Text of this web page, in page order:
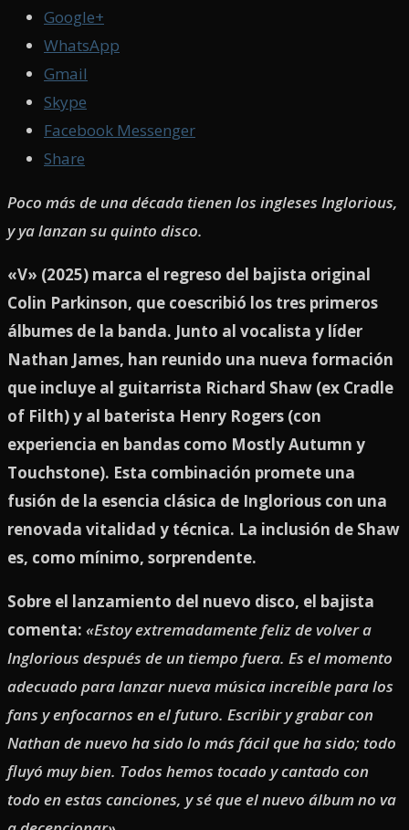
Google+
WhatsApp
Gmail
Skype
Facebook Messenger
Share
Poco más de una década tienen los ingleses Inglorious,
y ya lanzan su quinto disco.
«V» (2025) marca el regreso del bajista original
Colin Parkinson, que coescribió los tres primeros
álbumes de la banda. Junto al vocalista y líder
Nathan James, han reunido una nueva formación
que incluye al guitarrista Richard Shaw (ex Cradle
of Filth) y al baterista Henry Rogers (con
experiencia en bandas como Mostly Autumn y
Touchstone). Esta combinación promete una
fusión de la esencia clásica de Inglorious con una
renovada vitalidad y técnica. La inclusión de Shaw
es, como mínimo, sorprendente.
Sobre el lanzamiento del nuevo disco, el bajista
comenta: «Estoy extremadamente feliz de volver a
Inglorious después de un tiempo fuera. Es el momento
adecuado para lanzar nueva música increíble para los
fans y enfocarnos en el futuro. Escribir y grabar con
Nathan de nuevo ha sido lo más fácil que ha sido; todo
fluyó muy bien. Todos hemos tocado y cantado con
todo en estas canciones, y sé que el nuevo álbum no va